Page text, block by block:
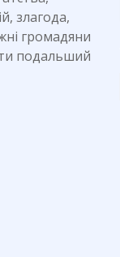
злагода,
громадяни
подальший